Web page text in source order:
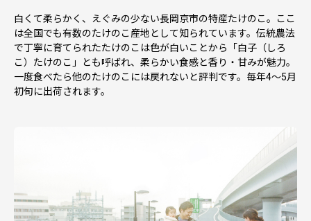
白くて柔らかく、えぐみの少ない長岡京市の特産たけのこ。ここ
は全国でも有数のたけのこ産地として知られています。伝統農法
で丁寧に育てられたたけのこは色が白いことから「白子（しろ
こ）たけのこ」とも呼ばれ、柔らかい食感と香り・甘みが魅力。
一度食べたら他のたけのこには戻れないと評判です。毎年4～5月
初旬に出荷されます。